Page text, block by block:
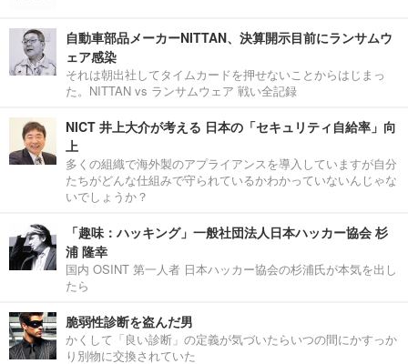
自動車部品メーカーNITTAN、決算開示目前にランサムウ
ェア感染
それは朝出社してタイムカードを押せないことからはじまっ
た。NITTAN vs ランサムウェア 戦い全記録
NICT 井上大介が考える 日本の「セキュリティ自給率」向
上
多くの組織で海外製のアプライアンスを導入していますが自分
たちがどんな仕組みで守られているかわかっていないんじゃな
いでしょうか？
「趣味：ハッキング」一般社団法人日本ハッカー協会 杉
浦 隆幸
国内 OSINT 第一人者 日本ハッカー協会の杉浦氏が本気を出し
たら
脆弱性診断を盗んだ男
かくして「良い診断」の定義が気づいたらいつの間にかすっか
り別物に交換されていた